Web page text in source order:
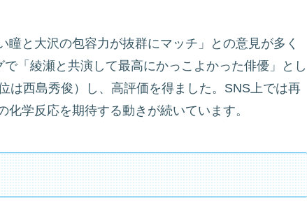
瞳と大沢の包容力が抜群にマッチ」との意見が多く
「綾瀬と共演して最高にかっこよかった俳優」とし
は西島秀俊）し、高評価を得ました。SNS上では再
学反応を期待する動きが続いています。